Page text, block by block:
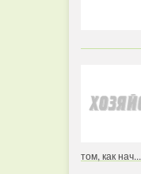
том, как нач...